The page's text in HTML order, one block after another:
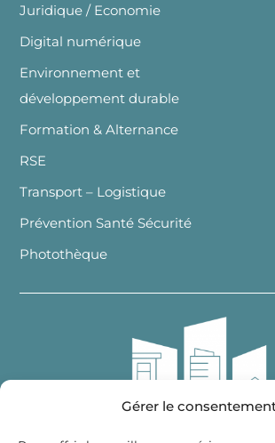
Gérer le
Juridique / Economie
Digital numérique
Environnement et
développement durable
Formation & Alternance
RSE
Transport – Logistique
Prévention Santé Sécurité
Photothèque